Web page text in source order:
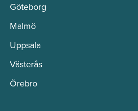
Göteborg
Malmö
Uppsala
Västerås
Örebro